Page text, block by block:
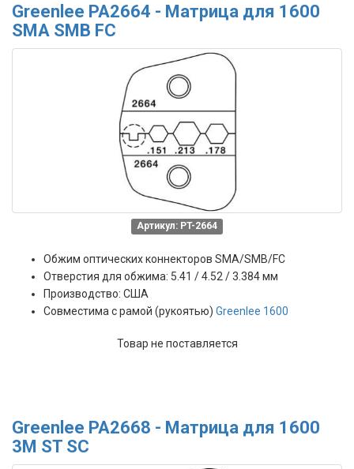
Greenlee PA2664 - Матрица для 1600
SMA SMB FC
Артикул: PT-2664
Обжим оптических коннекторов SMA/SMB/FC
Отверстия для обжима: 5.41 / 4.52 / 3.384 мм
Производство: США
Совместима с рамой (рукоятью) Greenlee 1600
Товар не поставляется
Greenlee PA2668 - Матрица для 1600
3M ST SC